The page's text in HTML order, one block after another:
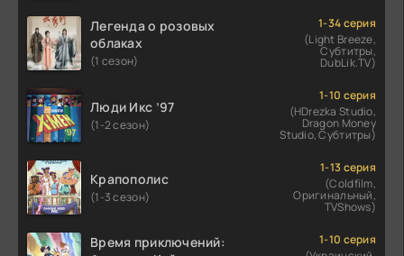
Легенда о розовых
облаках
(1 сезон)
1-34 серия
(Light Breeze,
Субтитры,
DubLik.TV)
Люди Икс ’97
(1-2 сезон)
1-10 серия
(HDrezka Studio,
Dragon Money
Studio, Субтитры)
Крапополис
(1-3 сезон)
1-13 серия
(Coldfilm,
Оригинальный,
TVShows)
Время приключений:
1-10 серия